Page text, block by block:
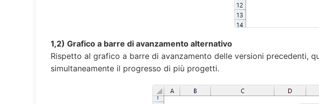
1,2) Grafico a barre di avanzamento alternativo
Rispetto al grafico a barre di avanzamento delle versioni precedenti,
simultaneamente il progresso di più progetti.